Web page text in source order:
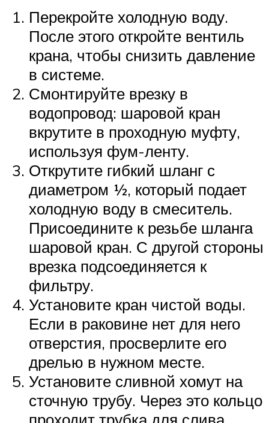
Перекройте холодную воду.
После этого откройте вентиль
крана, чтобы снизить давление
в системе.
Смонтируйте врезку в
водопровод: шаровой кран
вкрутите в проходную муфту,
используя фум-ленту.
Открутите гибкий шланг с
диаметром ½, который подает
холодную воду в смеситель.
Присоедините к резьбе шланга
шаровой кран. С другой стороны
врезка подсоединяется к
фильтру.
Установите кран чистой воды.
Если в раковине нет для него
отверстия, просверлите его
дрелью в нужном месте.
Установите сливной хомут на
сточную трубу. Через это кольцо